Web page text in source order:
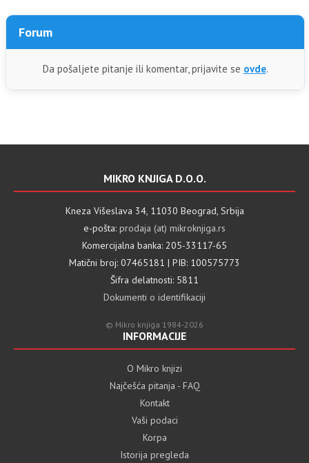
Forum
Da pošaljete pitanje ili komentar, prijavite se ovde.
MIKRO KNJIGA D.O.O.
Kneza Višeslava 34, 11030 Beograd, Srbija
e-pošta: prodaja (at) mikroknjiga.rs
Komercijalna banka: 205-33117-65
Matični broj: 07465181 | PIB: 100575773
Šifra delatnosti: 5811
Dokumenti o identifikaciji
© Mikro knjiga 1984-2026
INFORMACIJE
O Mikro knjizi
Najčešća pitanja - FAQ
Kontakt
Vaši podaci
Korpa
Istorija pregleda